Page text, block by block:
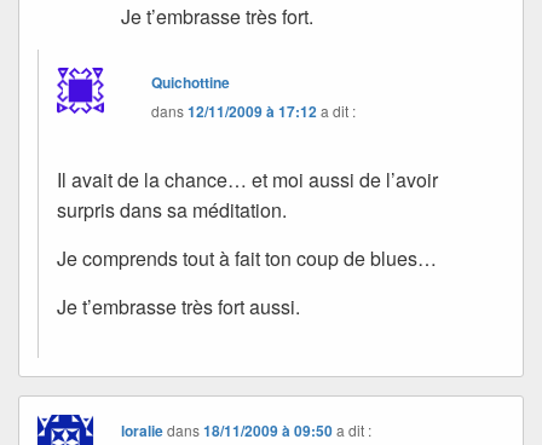
Je t’embrasse très fort.
Quichottine
dans12/11/2009 à 17:12a dit :
Il avait de la chance… et moi aussi de l’avoir
surpris dans sa méditation.
Je comprends tout à fait ton coup de blues…
Je t’embrasse très fort aussi.
loraliedans18/11/2009 à 09:50 a dit :